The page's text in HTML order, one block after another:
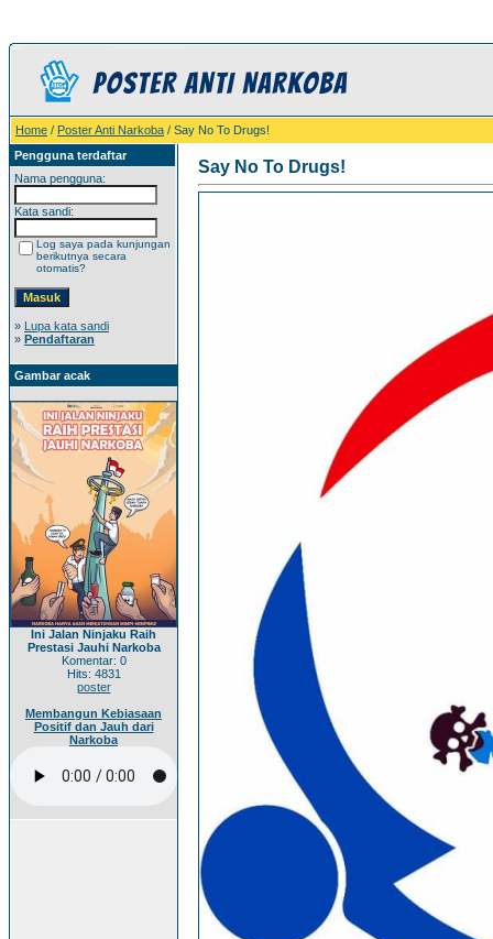
Home / Poster Anti Narkoba / Say No To Drugs!
Pengguna terdaftar
Nama pengguna:
Kata sandi:
Log saya pada kunjungan
berikutnya secara
otomatis?
» Lupa kata sandi
» Pendaftaran
Gambar acak
Ini Jalan Ninjaku Raih
Prestasi Jauhi Narkoba
Komentar: 0
Hits: 4831
poster
Membangun Kebiasaan
Positif dan Jauh dari
Narkoba
Say No To Drugs!